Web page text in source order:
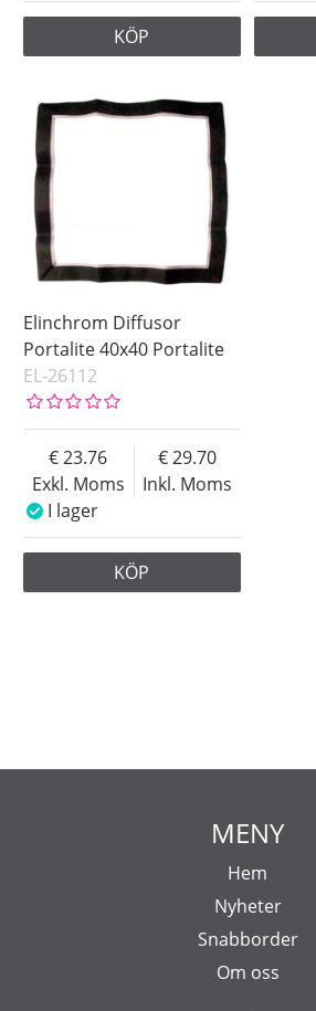
KÖP
Elinchrom Diffusor
Portalite 40x40 Portalite
EL-26112
Exkl. Moms
23.76
Inkl. Moms
29.70
I lager
KÖP
MENY
Hem
Nyheter
Snabborder
Om oss